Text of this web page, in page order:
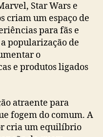
Star Wars e
criam um espaço de
para fãs e
popularização de
o
e produtos ligados
atraente para
fogem do comum. A
cria um equilíbrio